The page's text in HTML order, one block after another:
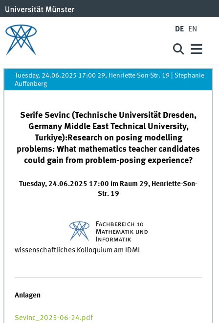
DE EN
Tuesday, 24.06.2025 17:00 29, Henriette-Son-Str. 19
Stephanie
Auffenberg
Serife Sevinc (Technische Universität Dresden,
Germany Middle East Technical University,
Turkiye):Research on posing modelling
problems: What mathematics teacher candidates
could gain from problem-posing experience?
Tuesday, 24.06.2025 17:00 im Raum 29, Henriette-Son-
Str. 19
wissenschaftliches Kolloquium am IDMI
Anlagen
Sevinc_2025-06-24.pdf